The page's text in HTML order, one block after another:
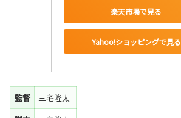
楽天市場で見る
Yahoo!ショッピングで見る
監督
三宅隆太